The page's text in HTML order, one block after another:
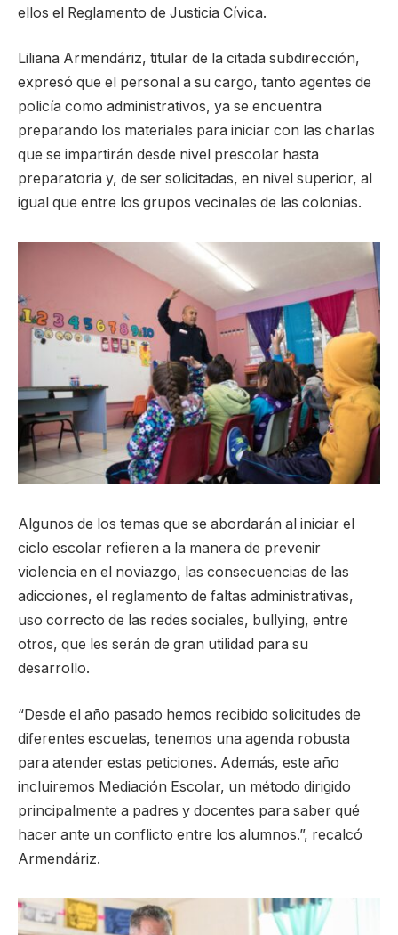
ellos el Reglamento de Justicia Cívica.
Liliana Armendáriz, titular de la citada subdirección,
expresó que el personal a su cargo, tanto agentes de
policía como administrativos, ya se encuentra
preparando los materiales para iniciar con las charlas
que se impartirán desde nivel prescolar hasta
preparatoria y, de ser solicitadas, en nivel superior, al
igual que entre los grupos vecinales de las colonias.
Algunos de los temas que se abordarán al iniciar el
ciclo escolar refieren a la manera de prevenir
violencia en el noviazgo, las consecuencias de las
adicciones, el reglamento de faltas administrativas,
uso correcto de las redes sociales, bullying, entre
otros, que les serán de gran utilidad para su
desarrollo.
“Desde el año pasado hemos recibido solicitudes de
diferentes escuelas, tenemos una agenda robusta
para atender estas peticiones. Además, este año
incluiremos Mediación Escolar, un método dirigido
principalmente a padres y docentes para saber qué
hacer ante un conflicto entre los alumnos.”, recalcó
Armendáriz.